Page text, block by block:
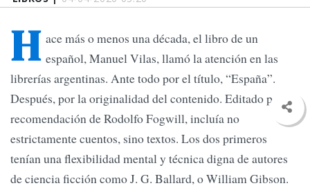
H ace más o menos una década, el libro de un
español, Manuel Vilas, llamó la atención en las
librerías argentinas. Ante todo por el título, “España”.
Después, por la originalidad del contenido. Editado por
recomendación de Rodolfo Fogwill, incluía no
estrictamente cuentos, sino textos. Los dos primeros
tenían una flexibilidad mental y técnica digna de autores
de ciencia ficción como J. G. Ballard, o William Gibson.